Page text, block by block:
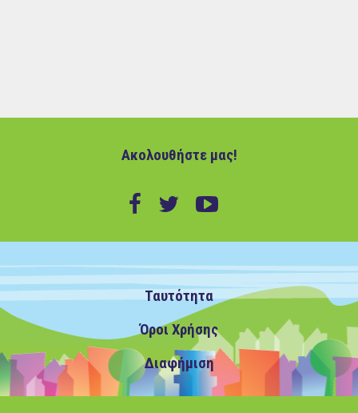
Ακολουθήστε μας!
Ταυτότητα
Όροι Χρήσης
Διαφήμιση